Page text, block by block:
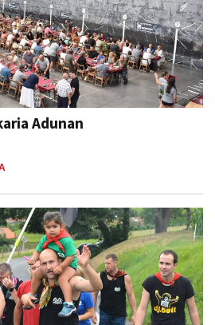
Adunan